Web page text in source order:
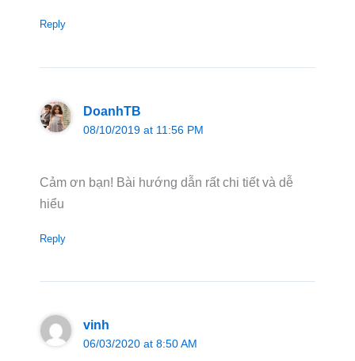
Reply
DoanhTB
08/10/2019 at 11:56 PM
Cảm ơn bạn! Bài hướng dẫn rất chi tiết và dễ
hiểu
Reply
vinh
06/03/2020 at 8:50 AM